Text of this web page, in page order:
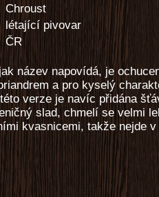
Chroust
létající pivovar
ČR
název napovídá, je
a pro kyselý
verze je navíc přidána
slad, chmelí se velmi
kvasnicemi, takže nejde